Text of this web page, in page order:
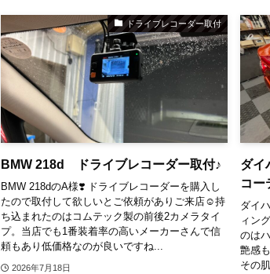
ドライブレコーダー取付
BMW 218d ドライブレコーダー取付♪
BMW 218dのA様❣️ ⁡ドライブレコーダーを購入し
たので取付して欲しいとご依頼がありご来店☺️⁡持
ち込まれたのはコムテック製の前後2カメラタイ
プ。当店でも1番装着率の高いメーカーさんで信
頼もあり低価格なのが良いですね...
2026年7月18日
ダイ
コー
ダイ
ィン
のは
艶感
その